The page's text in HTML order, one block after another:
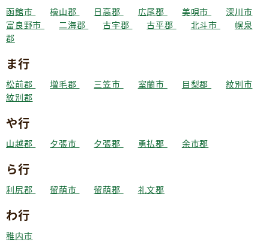
函館市 檜山郡 日高郡 広尾郡 美唄市
深川市
富良野市
二海郡 古宇郡 古平郡 北斗市
幌泉
郡
ま行
松前郡 増毛郡 三笠市 室蘭市 目梨郡
紋別市
紋別郡
や行
山越郡 夕張市 夕張郡 勇払郡 余市郡
ら行
利尻郡 留萌市 留萌郡 礼文郡
わ行
稚内市